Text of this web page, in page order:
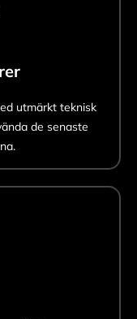
utmärkt teknisk
de senaste